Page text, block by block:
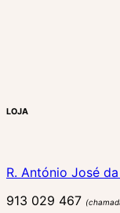
LOJA
R. António José
913 029 467